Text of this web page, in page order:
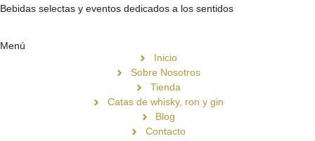
Bebidas selectas y eventos dedicados a los sentidos
Menú
Inicio
Sobre Nosotros
Tienda
Catas de whisky, ron y gin
Blog
Contacto